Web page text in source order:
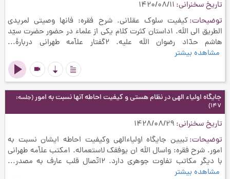
videocam
تاریخ سخنرانی 1420/08/11
توضیحات کیفیت سلوک عقلانی. شرح فقره: فانها وصیتی لمریدی
الطریق الی اللَه. 1داستان کثرت کلام يكي از علماء در حضور حضرت سيّد
هاشم حدّاد رضوان اللَه عليه. 2گفتار علاّمه طهراني دربارۀ...
مشاهده بیشتر
جایگاه اولیاء الهی در نظام هستی و کیفیت احاطه آنها نسبت به امور(جلسه:
147)
تاریخ سخنرانی 1428/08/29
توضیحات تبیین جایگاه اولیاءالهی وکیفیت احاطه ایشان نسبت به
امور. شرح فقره: واسال اللَه ان یوفقک لاستعماله. 1مكتب علاّمه طهراني
با ديگر مكاتب تفاوت جوهري دارد. 2اتّصال قلب عارف به مصدر...
مشاهده بیشتر